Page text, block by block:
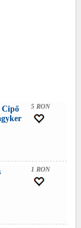
Cipő
5 RON
1 RON